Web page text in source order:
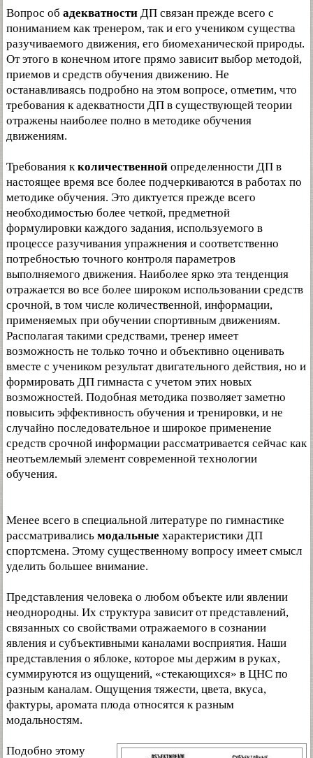
Вопрос об адекватности ДП связан прежде всего с
пониманием как тренером, так и его учеником существа
разучиваемого движения, его биомеханической природы.
От этого в конечном итоге прямо зависит выбор методой,
приемов и средств обучения движению. Не
останавливаясь подробно на этом вопросе, отметим, что
требования к адекватности ДП в существующей теории
отражены наиболее полно в методике обучения
движениям.
Требования к количественной определенности ДП в
настоящее время все более подчеркиваются в работах по
методике обучения. Это диктуется прежде всего
необходимостью более четкой, предметной
формулировки каждого задания, используемого в
процессе разучивания упражнения и соответственно
потребностью точного контроля параметров
выполняемого движения. Наиболее ярко эта тенденция
отражается во все более широком использовании средств
срочной, в том числе количественной, информации,
применяемых при обучении спортивным движениям.
Располагая такими средствами, тренер имеет
возможность не только точно и объективно оценивать
вместе с учеником результат двигательного действия, но и
формировать ДП гимнаста с учетом этих новых
возможностей. Подобная методика позволяет заметно
повысить эффективность обучения и тренировки, и не
случайно последовательное и широкое применение
средств срочной информации рассматривается сейчас как
неотъемлемый элемент современной технологии
обучения.
Менее всего в специальной литературе по гимнастике
рассматривались модальные характеристики ДП
спортсмена. Этому существенному вопросу имеет смысл
уделить большее внимание.
Представления человека о любом объекте или явлении
неоднородны. Их структура зависит от представлений,
связанных со свойствами отражаемого в сознании
явления и субъективными каналами восприятия. Наши
представления о яблоке, которое мы держим в руках,
суммируются из ощущений, «стекающихся» в ЦНС по
разным каналам. Ощущения тяжести, цвета, вкуса,
фактуры, аромата плода относятся к разным
модальностям.
Подобно этому